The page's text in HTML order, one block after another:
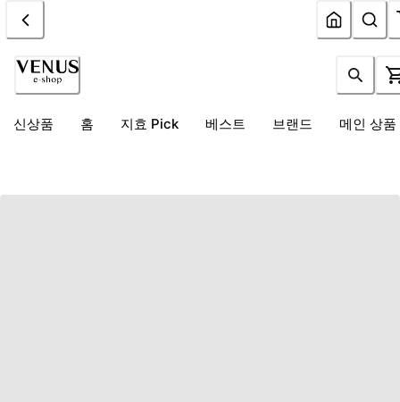
신상품 홈 지효 Pick 베스트 브랜드 메인 상품